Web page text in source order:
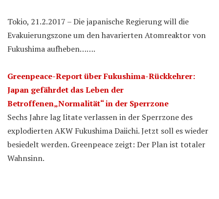
Tokio, 21.2.2017 – Die japanische Regierung will die
Evakuierungszone um den havarierten Atomreaktor von
Fukushima aufheben…….
Greenpeace-Report über Fukushima-Rückkehrer:
Japan gefährdet das Leben der
Betroffenen„Normalität“ in der Sperrzone
Sechs Jahre lag Iitate verlassen in der Sperrzone des
explodierten AKW Fukushima Daiichi. Jetzt soll es wieder
besiedelt werden. Greenpeace zeigt: Der Plan ist totaler
Wahnsinn.